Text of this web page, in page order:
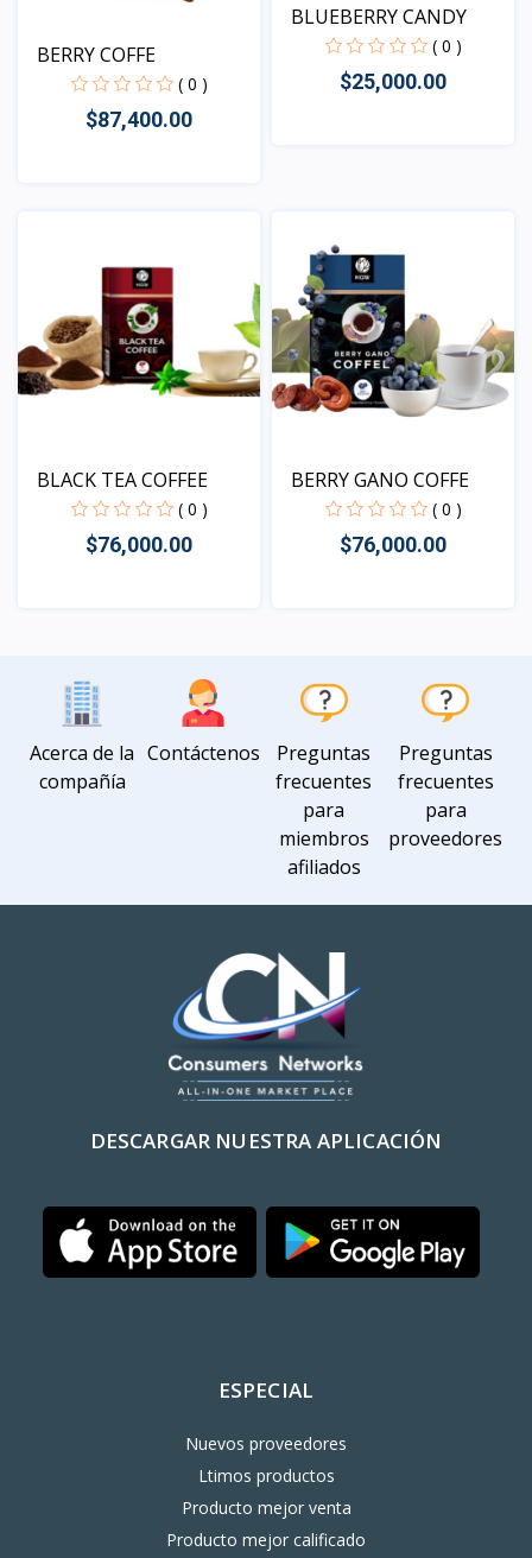
BERRY COFFE
( 0 )
$87,400.00
BLUEBERRY CANDY
( 0 )
$25,000.00
BLACK TEA COFFEE
( 0 )
$76,000.00
BERRY GANO COFFE
( 0 )
$76,000.00
Acerca de la
compañía
Contáctenos
Preguntas
frecuentes
para
miembros
afiliados
Preguntas
frecuentes
para
proveedores
DESCARGAR NUESTRA APLICACIÓN
ESPECIAL
Nuevos proveedores
Ltimos productos
Producto mejor venta
Producto mejor calificado